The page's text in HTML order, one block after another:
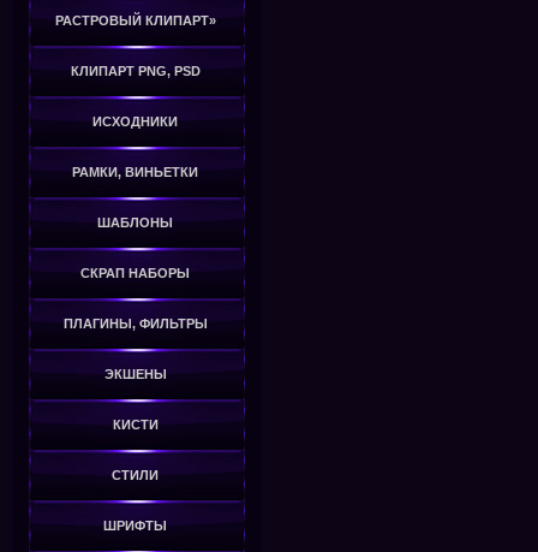
РАСТРОВЫЙ КЛИПАРТ»
КЛИПАРТ PNG, PSD
ИСХОДНИКИ
РАМКИ, ВИНЬЕТКИ
ШАБЛОНЫ
СКРАП НАБОРЫ
ПЛАГИНЫ, ФИЛЬТРЫ
ЭКШЕНЫ
КИСТИ
СТИЛИ
ШРИФТЫ